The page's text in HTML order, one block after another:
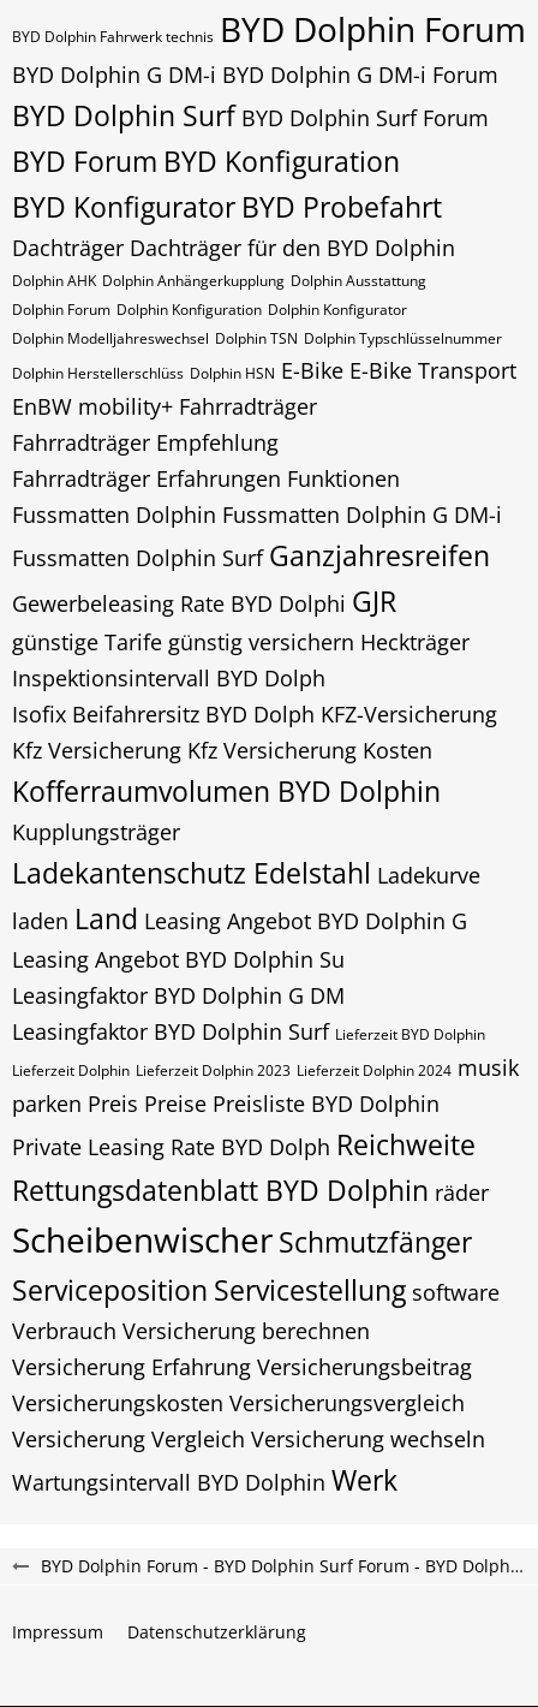
BYD Dolphin Fahrwerk technis BYD Dolphin Forum
BYD Dolphin G DM-i BYD Dolphin G DM-i Forum
BYD Dolphin Surf BYD Dolphin Surf Forum
BYD Forum BYD Konfiguration
BYD Konfigurator BYD Probefahrt
Dachträger Dachträger für den BYD Dolphin
Dolphin AHK Dolphin Anhängerkupplung Dolphin Ausstattung
Dolphin Forum Dolphin Konfiguration Dolphin Konfigurator
Dolphin Modelljahreswechsel Dolphin​​​​ TSN Dolphin​​​​ Typschlüsselnummer
Dolphin​​​​​ Herstellerschlüss Dolphin​​​​​ HSN E-Bike E-Bike Transport
EnBW mobility+ Fahrradträger
Fahrradträger Empfehlung
Fahrradträger Erfahrungen Funktionen
Fussmatten Dolphin Fussmatten Dolphin G DM-i
Fussmatten Dolphin Surf Ganzjahresreifen
Gewerbeleasing Rate BYD Dolphi GJR
günstige Tarife günstig versichern Heckträger
Inspektionsintervall BYD Dolph
Isofix Beifahrersitz BYD Dolph KFZ-Versicherung
Kfz Versicherung Kfz Versicherung Kosten
Kofferraumvolumen BYD Dolphin
Kupplungsträger
Ladekantenschutz Edelstahl Ladekurve
laden Land Leasing Angebot BYD Dolphin G
Leasing Angebot BYD Dolphin Su
Leasingfaktor BYD Dolphin G DM
Leasingfaktor BYD Dolphin Surf Lieferzeit BYD Dolphin
Lieferzeit Dolphin Lieferzeit Dolphin 2023 Lieferzeit Dolphin 2024 musik
parken Preis Preise Preisliste BYD Dolphin
Private Leasing Rate BYD Dolph Reichweite
Rettungsdatenblatt BYD Dolphin räder
ScheibenwischerSchmutzfänger
Serviceposition Servicestellung software
Verbrauch Versicherung berechnen
Versicherung Erfahrung Versicherungsbeitrag
Versicherungskosten Versicherungsvergleich
Versicherung Vergleich Versicherung wechseln
Wartungsintervall BYD Dolphin Werk
BYD Dolphin Forum - BYD Dolphin Surf Forum - BYD Dolphin G DM-i Forum
Impressum Datenschutzerklärung